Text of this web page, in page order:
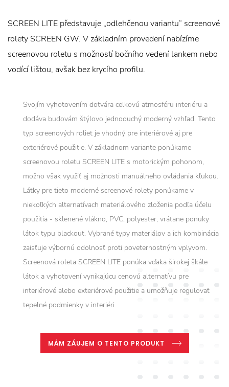
SCREEN LITE představuje „odlehčenou variantu“ screenové
rolety SCREEN GW. V základním provedení nabízíme
screenovou roletu s možností bočního vedení lankem nebo
vodící lištou, avšak bez krycího profilu.
Svojím vyhotovením dotvára celkovú atmosféru interiéru a
dodáva budovám štýlovo jednoduchý moderný vzhľad. Tento
typ screenových roliet je vhodný pre interiérové aj pre
exteriérové použitie. V základnom variante ponúkame
screenovou roletu SCREEN LITE s motorickým pohonom,
možno však využiť aj možnosti manuálneho ovládania kľukou.
Látky pre tieto moderné screenové rolety ponúkame v
niekoľkých alternatívach materiálového zloženia podľa účelu
použitia - sklenené vlákno, PVC, polyester, vrátane ponuky
látok typu blackout. Vybrané typy materiálov a ich kombinácia
zaisťuje výbornú odolnosť proti poveternostným vplyvom.
Screenová roleta SCREEN LITE ponúka vďaka širokej škále
látok a vyhotovení vynikajúcu cenovú alternatívu pre
interiérové alebo exteriérové použitie a umožňuje regulovať
tepelné podmienky v interiéri.
MÁM ZÁUJEM O TENTO PRODUKT